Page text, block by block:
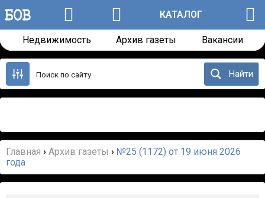
КАТАЛОГ
Недвижимость Архив газеты Вакансии
Перейти
содержанию
Найти
Главная › Архив газеты › №25 (1172) от 19 июня 2026
года